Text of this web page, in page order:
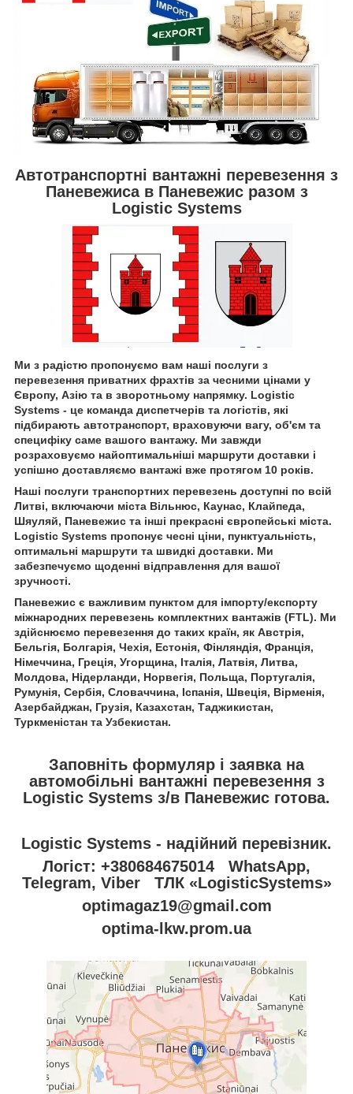
Автотранспортні вантажні перевезення з
Паневежиса в Паневежис разом з
Logistic Systems
Ми з радістю пропонуємо вам наші послуги з
перевезення приватних фрахтів за чесними цінами у
Європу, Азію та в зворотньому напрямку. Logistic
Systems - це команда диспетчерів та логістів, які
підбирають автотранспорт, враховуючи вагу, об'єм та
специфіку саме вашого вантажу. Ми завжди
розраховуємо найоптимальніші маршрути доставки і
успішно доставляємо вантажі вже протягом 10 років.
Наші послуги транспортних перевезень доступні по всій
Литві, включаючи міста Вільнюс, Каунас, Клайпеда,
Шяуляй, Паневежис та інші прекрасні європейські міста.
Logistic Systems пропонує чесні ціни, пунктуальність,
оптимальні маршрути та швидкі доставки. Ми
забезпечуємо щоденні відправлення для вашої
зручності.
Паневежис є важливим пунктом для імпорту/експорту
міжнародних перевезень комплектних вантажів (FTL). Ми
здійснюємо перевезення до таких країн, як Австрія,
Бельгія, Болгарія, Чехія, Естонія, Фінляндія, Франція,
Німеччина, Греція, Угорщина, Італія, Латвія, Литва,
Молдова, Нідерланди, Норвегія, Польща, Португалія,
Румунія, Сербія, Словаччина, Іспанія, Швеція, Вірменія,
Азербайджан, Грузія, Казахстан, Таджикистан,
Туркменістан та Узбекистан.
Заповніть формуляр і заявка на
автомобільні вантажні перевезення з
Logistic Systems з/в Паневежис готова.
Logistic Systems - надійний перевізник.
Логіст: +380684675014 WhatsApp,
Telegram, Viber ТЛК «LogisticSystems»
optimagaz19@gmail.com
optima-lkw.prom.ua